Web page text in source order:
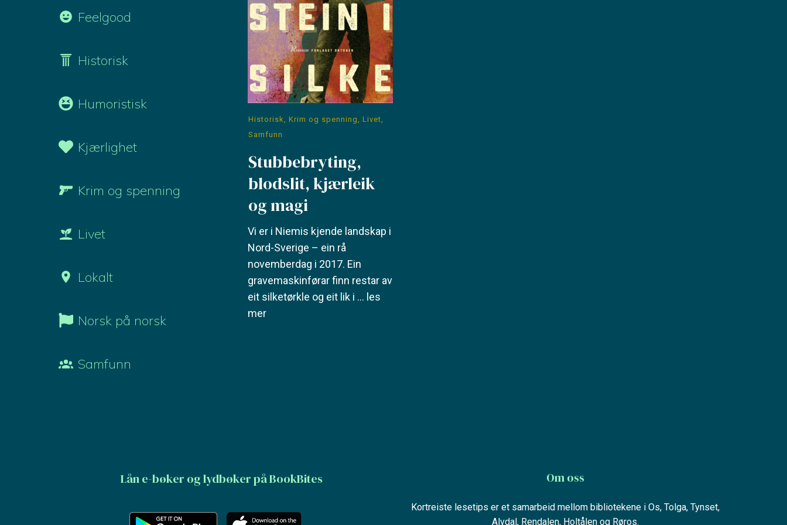
Historisk Krim og spenning Livet
Samfunn
Stubbebryting,
blodslit, kjærleik
og magi
Vi er i Niemis kjende landskap i
Nord-Sverige – ein rå
novemberdag i 2017. Ein
gravemaskinførar finn restar av
eit silketørkle og eit lik i ... les
mer
Feelgood
Historisk
Humoristisk
Kjærlighet
Krim og spenning
Livet
Lokalt
Norsk på norsk
Samfunn
Lån e-bøker og lydbøker på BookBites Om oss
Kortreiste lesetips er et samarbeid mellom bibliotekene i Os, Tolga, Tynset,
Alvdal, Rendalen, Holtålen og Røros.